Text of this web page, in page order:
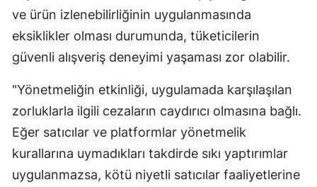
Manisa
Mardin
Muş
ve ürün izlenebilirliğinin uygulanmasında
eksiklikler olması durumunda, tüketicilerin
güvenli alışveriş deneyimi yaşaması zor olabilir.
"Yönetmeliğin etkinliği, uygulamada karşılaşılan
zorluklarla ilgili cezaların caydırıcı olmasına bağlı.
Eğer satıcılar ve platformlar yönetmelik
kurallarına uymadıkları takdirde sıkı yaptırımlar
uygulanmazsa, kötü niyetli satıcılar faaliyetlerine